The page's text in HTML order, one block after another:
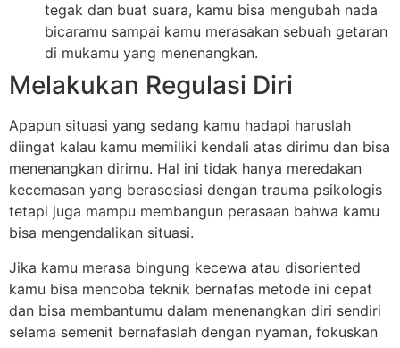
tegak dan buat suara, kamu bisa mengubah nada
bicaramu sampai kamu merasakan sebuah getaran
di mukamu yang menenangkan.
Melakukan Regulasi Diri
Apapun situasi yang sedang kamu hadapi haruslah
diingat kalau kamu memiliki kendali atas dirimu dan bisa
menenangkan dirimu. Hal ini tidak hanya meredakan
kecemasan yang berasosiasi dengan trauma psikologis
tetapi juga mampu membangun perasaan bahwa kamu
bisa mengendalikan situasi.
Jika kamu merasa bingung kecewa atau disoriented
kamu bisa mencoba teknik bernafas metode ini cepat
dan bisa membantumu dalam menenangkan diri sendiri
selama semenit bernafaslah dengan nyaman, fokuskan